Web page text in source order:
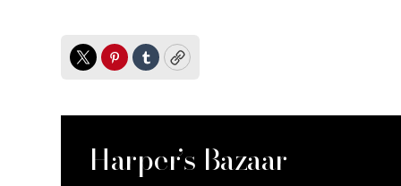
TwitterPinterest
TumblrCopy
Harper’s Bazaar